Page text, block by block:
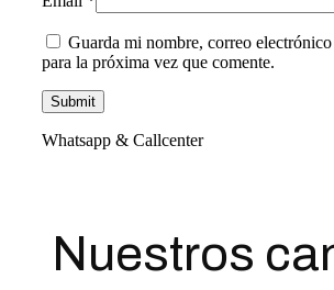
Guarda mi nombre, correo
para la próxima vez que comente.
Whatsapp & Callcenter
Nuestros